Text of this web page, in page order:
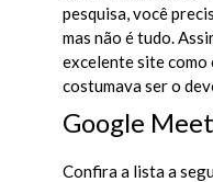
pesquisa, você
mas não é tudo.
excelente site como
costumava ser o
Google Meet
Confira a lista a